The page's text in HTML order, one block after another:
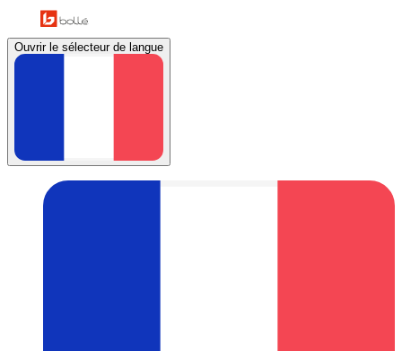
Ouvrir le sélecteur de langue